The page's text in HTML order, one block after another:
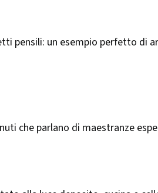
pensili: un esempio perfetto di
che parlano di maestranze